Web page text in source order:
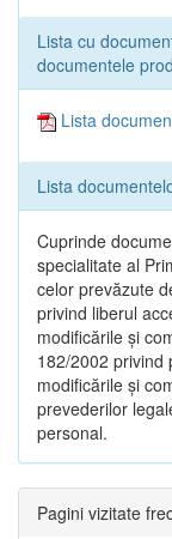
Lista cu
documentele
Lista
Lista
Cuprinde
specialitate al
celor prevăzute
privind liberul
modificările și
182/2002 privind
modificările și
prevederilor
personal.
Pagini vizitate